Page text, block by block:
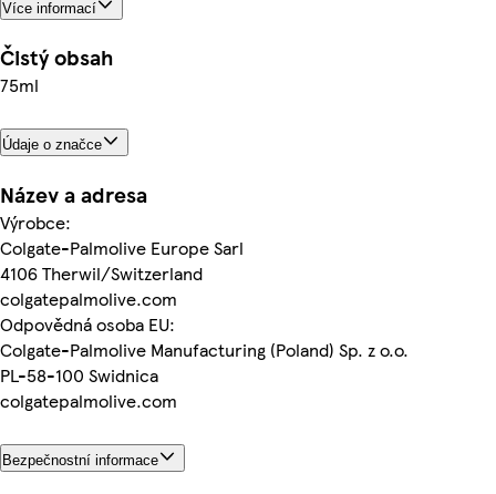
Více informací
Čistý obsah
75ml
Údaje o značce
Název a adresa
Výrobce:
Colgate-Palmolive Europe Sarl
4106 Therwil/Switzerland
colgatepalmolive.com
Odpovědná osoba EU:
Colgate-Palmolive Manufacturing (Poland) Sp. z o.o.
PL-58-100 Swidnica
colgatepalmolive.com
Bezpečnostní informace